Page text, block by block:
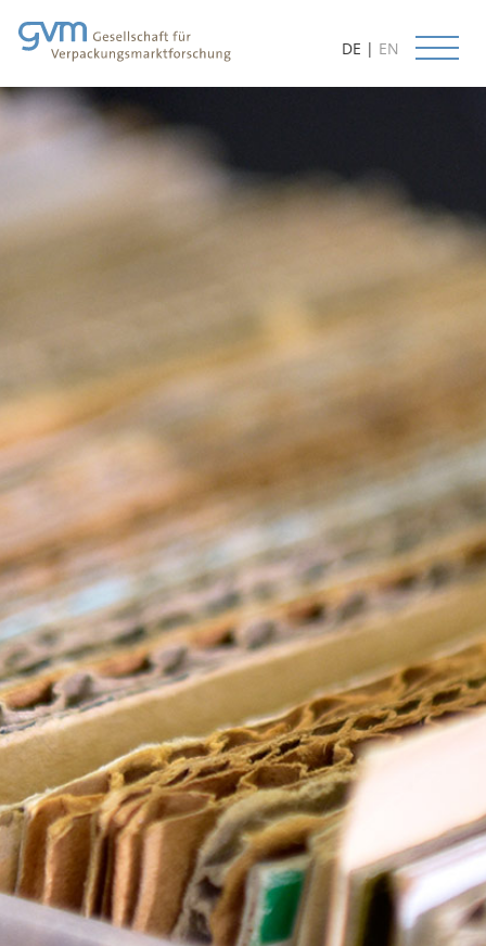
DE | EN
Start
Aktuelles
Leistungen
Beratung
Lieferbare Studien
Über uns
Ein starkes Team
Kooperationen
Kontakt
Informationen
Vorträge
Fachartikel
Blickpunkt
Downloads
RePack-Netzwerk